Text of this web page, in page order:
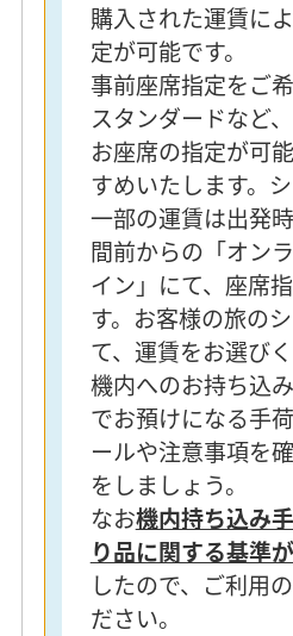
購入された運賃に
定が可能です。
事前座席指定をご
スタンダードなど
お座席の指定が可
すめいたします。シ
一部の運賃は出発
間前からの「オン
イン」にて、座席
す。お客様の旅の
て、運賃をお選びく
機内へのお持ち込
でお預けになる手
ールや注意事項を
をしましょう。
なお機内持ち込み
り品に関する基準
したので、ご利用
ださい。